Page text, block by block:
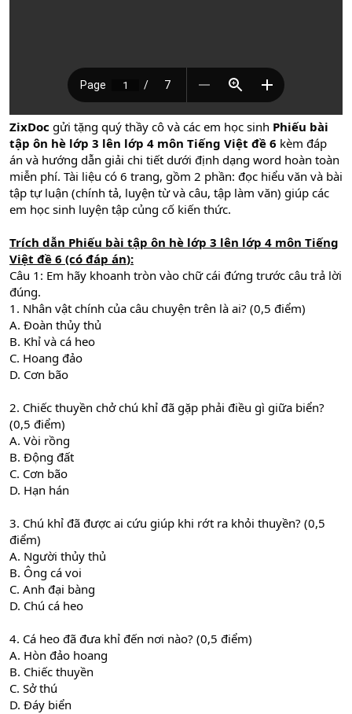
ZixDoc gửi tặng quý thầy cô và các em học sinh Phiếu bài
tập ôn hè lớp 3 lên lớp 4 môn Tiếng Việt đề 6 kèm đáp
án và hướng dẫn giải chi tiết dưới định dạng word hoàn toàn
miễn phí. Tài liệu có 6 trang, gồm 2 phần: đọc hiểu văn và bài
tập tự luận (chính tả, luyện từ và câu, tập làm văn) giúp các
em học sinh luyện tập củng cố kiến thức.
Trích dẫn Phiếu bài tập ôn hè lớp 3 lên lớp 4 môn Tiếng
Việt đề 6 (có đáp án):
Câu 1: Em hãy khoanh tròn vào chữ cái đứng trước câu trả lời
đúng.
1. Nhân vật chính của câu chuyện trên là ai? (0,5 điểm)
A. Đoàn thủy thủ
B. Khỉ và cá heo
C. Hoang đảo
D. Cơn bão
2. Chiếc thuyền chở chú khỉ đã gặp phải điều gì giữa biển?
(0,5 điểm)
A. Vòi rồng
B. Động đất
C. Cơn bão
D. Hạn hán
3. Chú khỉ đã được ai cứu giúp khi rớt ra khỏi thuyền? (0,5
điểm)
A. Người thủy thủ
B. Ông cá voi
C. Anh đại bàng
D. Chú cá heo
4. Cá heo đã đưa khỉ đến nơi nào? (0,5 điểm)
A. Hòn đảo hoang
B. Chiếc thuyền
C. Sở thú
D. Đáy biển